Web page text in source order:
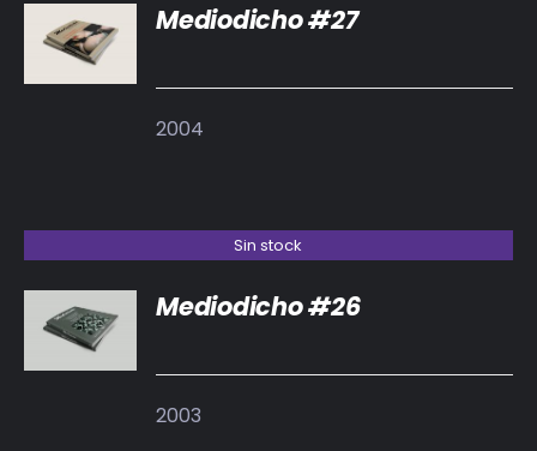
DETALLES
Mediodicho #27
2004
Sin stock
DETALLES
Mediodicho #26
2003